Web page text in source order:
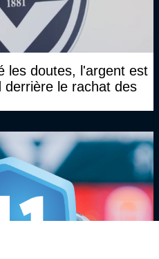
les doutes, l'argent est
derrière le rachat des